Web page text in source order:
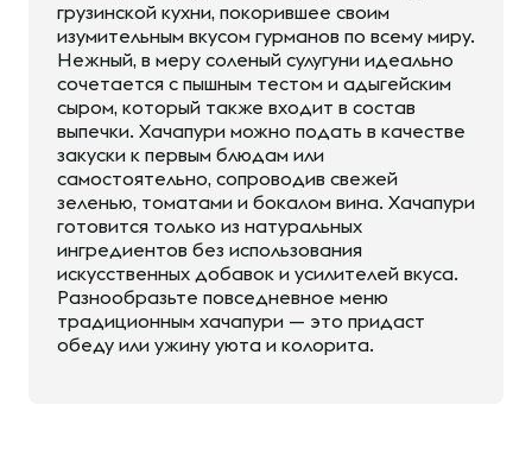
грузинской кухни, покорившее своим
изумительным вкусом гурманов по всему миру.
Нежный, в меру соленый сулугуни идеально
сочетается с пышным тестом и адыгейским
сыром, который также входит в состав
выпечки. Хачапури можно подать в качестве
закуски к первым блюдам или
самостоятельно, сопроводив свежей
зеленью, томатами и бокалом вина. Хачапури
готовится только из натуральных
ингредиентов без использования
искусственных добавок и усилителей вкуса.
Разнообразьте повседневное меню
традиционным хачапури — это придаст
обеду или ужину уюта и колорита.